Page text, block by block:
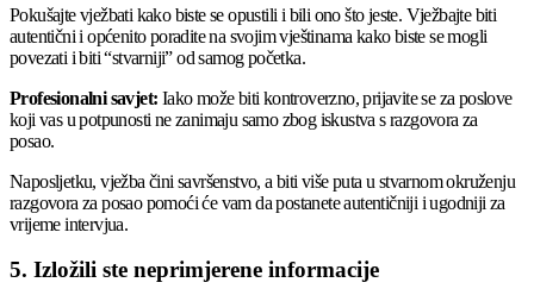
Pokušajte vježbati kako biste se opustili i bili ono što jeste. Vježbajte biti
autentični i općenito poradite na svojim vještinama kako biste se mogli
povezati i biti “stvarniji” od samog početka.
Profesionalni savjet: Iako može biti kontroverzno, prijavite se za poslove
koji vas u potpunosti ne zanimaju samo zbog iskustva s razgovora za
posao.
Naposljetku, vježba čini savršenstvo, a biti više puta u stvarnom okruženju
razgovora za posao pomoći će vam da postanete autentičniji i ugodniji za
vrijeme intervjua.
5. Izložili ste neprimjerene informacije